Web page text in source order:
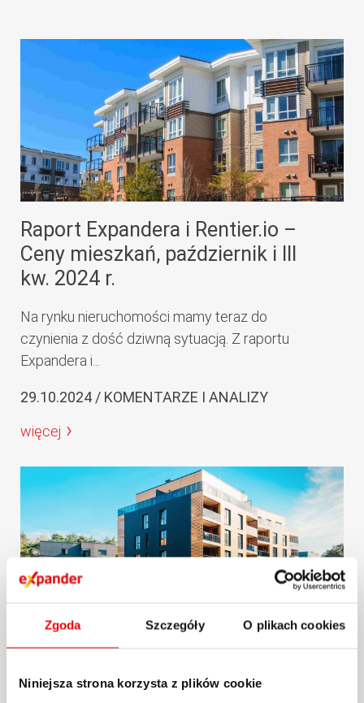
Zgoda Szczegóły O plikach cookies
Niniejsza strona korzysta z plików cookie
Raport Expandera i Rentier.io –
Ceny mieszkań, październik i III
kw. 2024 r.
Na rynku nieruchomości mamy teraz do
czynienia z dość dziwną sytuacją. Z raportu
Expandera i...
29.10.2024 / KOMENTARZE I ANALIZY
więcej
Najem mieszkań, październik i III